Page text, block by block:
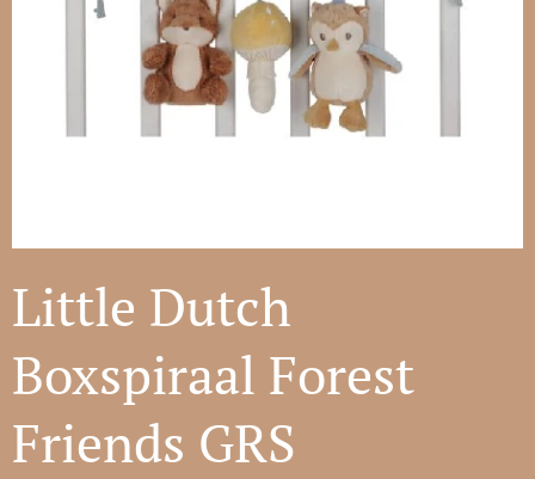
Little Dutch
Boxspiraal Forest
Friends GRS